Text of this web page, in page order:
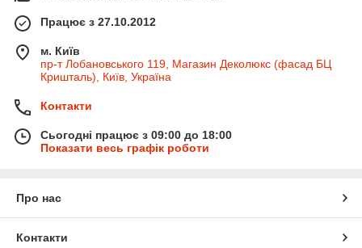
Готові тканинні жалюзі День ніч
до 100% защита от солнца
Римські карнизи для штор Coulisse (Гландія)
АсортиментКарнизи для штор від Decolux (силки)
Карнизи
Працює з 27.10.2012
м. Київ
пр-т Лобановського 119, Магазин Деколюкс (фасад БЦ
Кришталь), Київ, Україна
Контакти
Сьогодні працює з 09:00 до 18:00
Показати весь графік роботи
Про нас
Контакти